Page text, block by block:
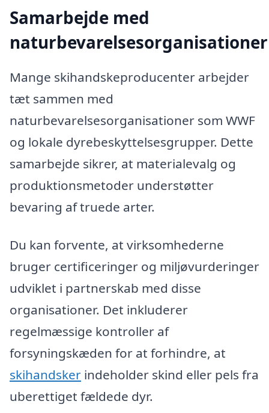
Samarbejde med
naturbevarelsesorganisationer
Mange skihandskeproducenter arbejder
tæt sammen med
naturbevarelsesorganisationer som WWF
og lokale dyrebeskyttelsesgrupper. Dette
samarbejde sikrer, at materialevalg og
produktionsmetoder understøtter
bevaring af truede arter.
Du kan forvente, at virksomhederne
bruger certificeringer og miljøvurderinger
udviklet i partnerskab med disse
organisationer. Det inkluderer
regelmæssige kontroller af
forsyningskæden for at forhindre, at
skihandsker indeholder skind eller pels fra
uberettiget fældede dyr.